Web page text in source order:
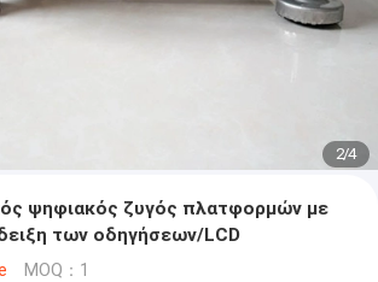
2/4
ψηφιακός ζυγός πλατφορμών με
των οδηγήσεων/LCD
MOQ：1